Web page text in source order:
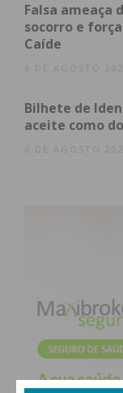
Falsa ameaça
socorro e
Caíde
6 DE AGOSTO
Bilhete de
aceite como
6 DE AGOSTO